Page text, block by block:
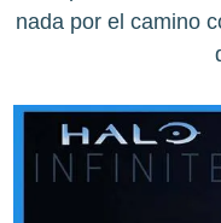
nada por el camino